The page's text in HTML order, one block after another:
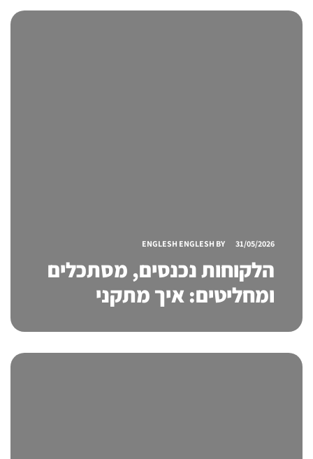
31/05/2026
BY
ENGLESH ENGLESH
הלקוחות נכנסים, מסתכלים
ומחליטים: איך מתקני
המכירות יותר ממה שנדמה